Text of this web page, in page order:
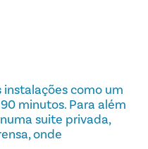
instalações como um
minutos. Para além
suite privada,
onde